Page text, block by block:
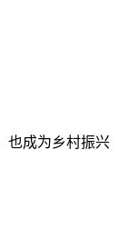
也成为乡村振兴